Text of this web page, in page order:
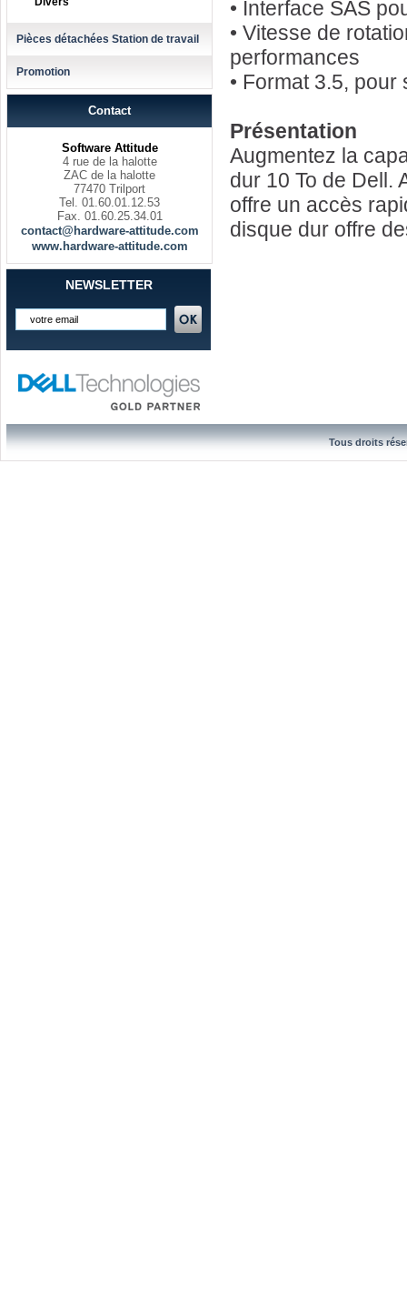
Pièces détachées Station de travail
Promotion
Contact
Software Attitude
4 rue de la halotte
ZAC de la halotte
77470 Trilport
Tel. 01.60.01.12.53
Fax. 01.60.25.34.01
contact@hardware-attitude.com
www.hardware-attitude.com
NEWSLETTER
• Interface SAS
• Vitesse de
performances
• Format 3.5,
Présentation
Augmentez la
dur 10 To de Dell.
offre un accès
disque dur offre
Tous droits